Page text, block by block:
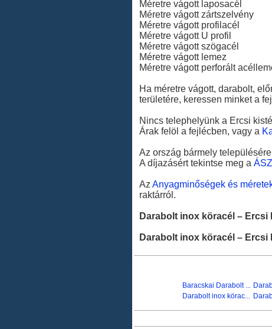
Méretre vágott laposacél
Méretre vágott zártszelvény
Méretre vágott profilacél
Méretre vágott U profil
Méretre vágott szögacél
Méretre vágott lemez
Méretre vágott perforált
Ha méretre vágott, darabolt,
területére, keressen minket a
Nincs telephelyünk a Ercsi
Árak felöl a fejlécben, vagy a
Az ország bármely
A díjazásért tekintse meg a
Az Anyagminőségek és
raktárról.
Darabolt inox köracél – Ercsi
Darabolt inox köracél – Ercsi
Baracskai Darabolt ...
Darabolt inox körac...